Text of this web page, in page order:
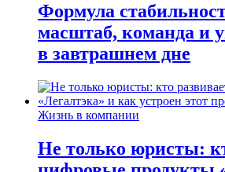
Формула
масштаб, команда и
в завтрашнем дне
Жизнь в компании
Не только юристы: